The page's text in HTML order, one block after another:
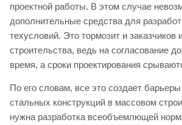
проектной работы. В этом случае
дополнительные средства для
техусловий. Это тормозит и заказчиков
строительства, ведь на согласование
время, а сроки проектирования
По его словам, все это создает
стальных конструкций в массовом
нужна разработка всеобъемлющей